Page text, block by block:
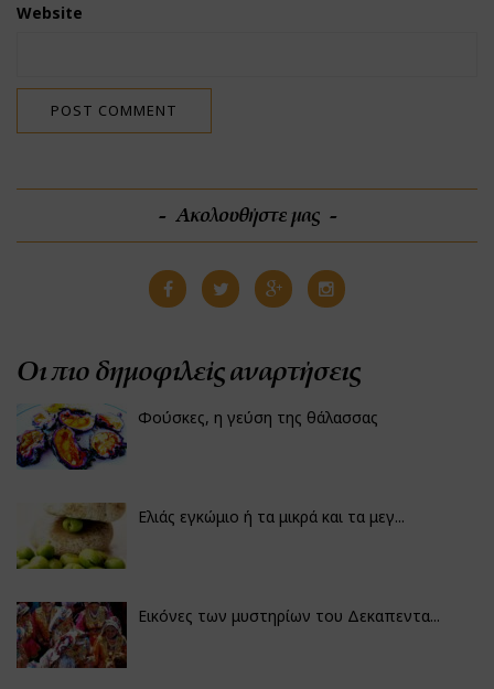
Website
Ακολουθήστε μας
Οι πιο δημοφιλείς αναρτήσεις
Φούσκες, η γεύση της θάλασσας
Ελιάς εγκώμιο ή τα μικρά και τα μεγ...
Εικόνες των μυστηρίων του Δεκαπεντα...